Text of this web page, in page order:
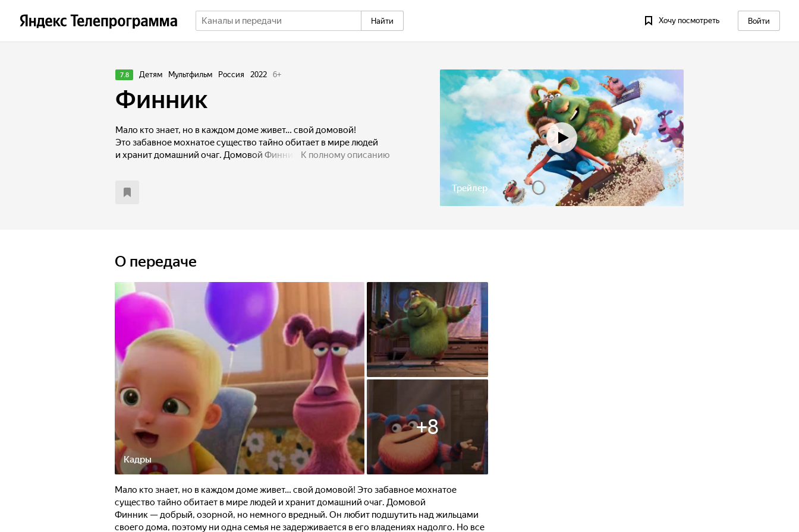
Найти Хочу посмотреть Войти
Трейлер
7.8 Детям Мультфильм Россия 2022 6+
Финник
Мало кто знает, но в каждом доме живет… свой домовой!
Это забавное мохнатое существо тайно обитает в мире людей
и хранит домашний очаг. Домовой Финник — добрый, озорной,
надолго. Но все меняется, когда в дом въезжают находчивая
Отважной девочке и домовому придется стать командой, чтобы
разобраться в происходящем и спасти город.
К полному описанию
О передаче
Кадры
+8
Мало кто знает, но в каждом доме живет… свой домовой! Это забавное мохнатое
существо тайно обитает в мире людей и хранит домашний очаг. Домовой
Финник — добрый, озорной, но немного вредный. Он любит подшутить над жильцами
своего дома, поэтому ни одна семья не задерживается в его владениях надолго. Но все